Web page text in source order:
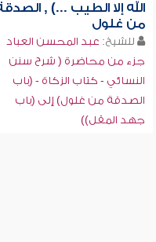
الله إلا الطيب ...) ,
من غلول
للشيخ: عبد المحسن العباد
جزء من محاضرة ( شرح سنن
النسائي - كتاب الزكاة - (باب
الصدقة من غلول) إلى (باب
جهد المقل))